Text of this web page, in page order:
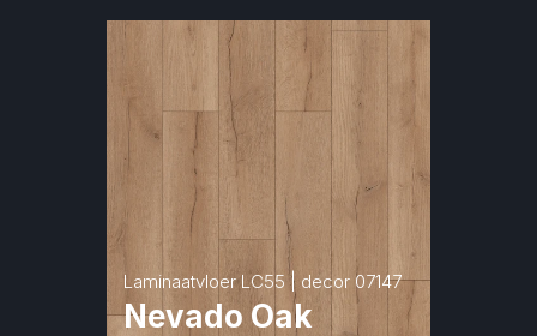
Laminaatvloer LC55 | decor 07147
Nevado Oak